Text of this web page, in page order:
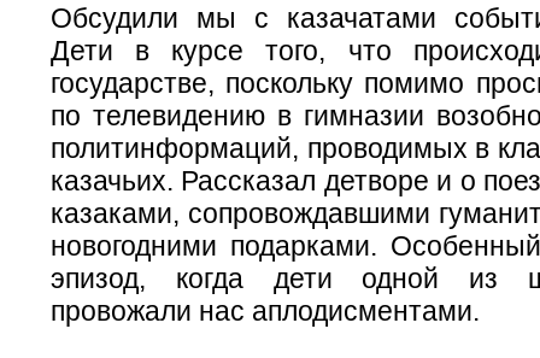
Обсудили мы с казачатами
Дети в курсе того, что
государстве, поскольку помимо
по телевидению в гимназии
политинформаций, проводимых в
казачьих. Рассказал детворе и о
казаками, сопровождавшими
новогодними подарками.
эпизод, когда дети одной из
провожали нас аплодисментами.